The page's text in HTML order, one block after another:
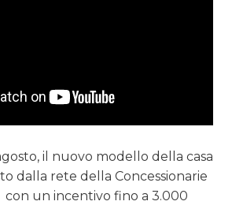
il nuovo modello della casa
dalla rete della Concessionarie
un incentivo fino a 3.000